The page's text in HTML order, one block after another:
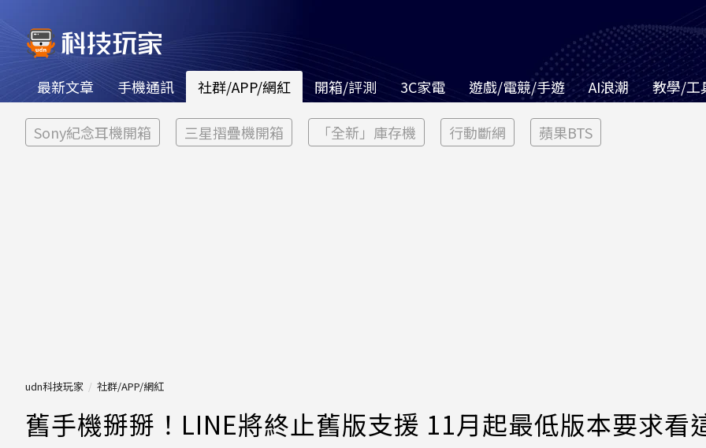
最新文章 手機通訊 社群/APP/網紅 開箱/評測 3C家電 遊戲/電競/手遊 AI浪潮 教學/工
Sony紀念耳機開箱 三星摺疊機開箱 「全新」庫存機 行動斷網 蘋果BTS
udn科技玩家 社群/APP/網紅
舊手機掰掰！LINE將終止舊版支援 11月起最低版本要求看